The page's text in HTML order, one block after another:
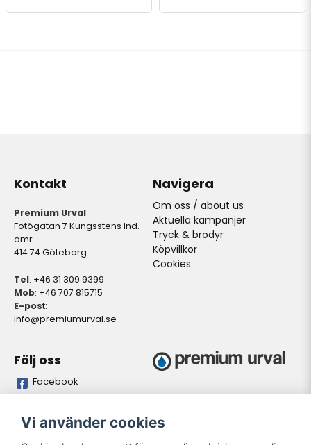
Kontakt
Premium Urval
Fotögatan 7 Kungsstens Ind.
omr.
414 74 Göteborg
Tel: +46 31 309 9399
Mob: +46 707 815715
E-post:
info@premiumurval.se
Navigera
Om oss / about us
Aktuella kampanjer
Tryck & brodyr
Köpvillkor
Cookies
Följ oss
Facebook
Bankgiro
5837-9371 528641-4
Vi använder cookies